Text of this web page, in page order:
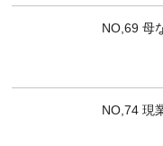
NO,69 母
NO,74 現